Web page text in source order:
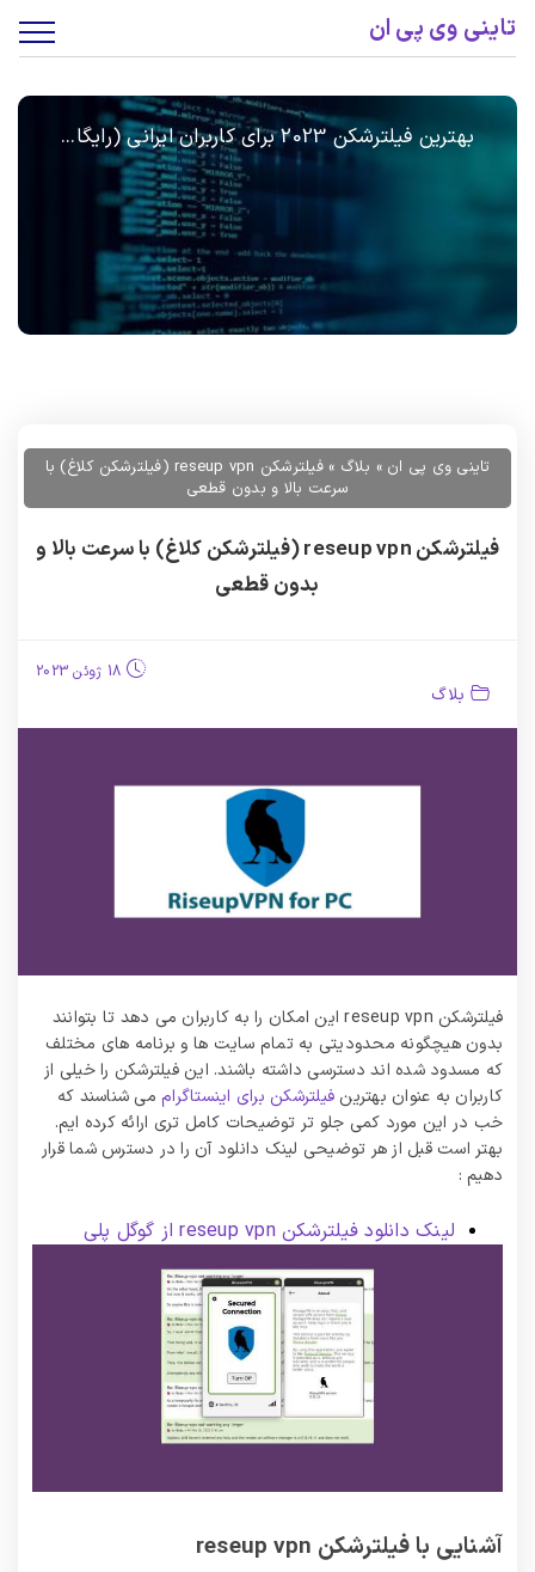
تاینی وی پی ان
بهترین فیلترشکن 2023 برای کاربران ایرانی (رایگا...
تاینی وی پی ان » بلاگ »
فیلترشکن reseup vpn (فیلترشکن کلاغ) با
سرعت بالا و بدون قطعی
فیلترشکن reseup vpn (فیلترشکن کلاغ) با سرعت بالا و
بدون قطعی
18 ژوئن 2023
بلاگ
فیلترشکن reseup vpn این امکان را به کاربران می دهد تا بتوانند
بدون هیچگونه محدودیتی به تمام سایت‌ ها و برنامه های مختلف
که مسدود شده اند دسترسی داشته باشند. این فیلترشکن را خیلی از
کاربران به عنوان بهترین فیلترشکن برای اینستاگرام می شناسند که
خب در این مورد کمی جلو تر توضیحات کامل تری ارائه کرده ایم.
بهتر است قبل از هر توضیحی لینک دانلود آن را در دسترس شما قرار
دهیم :
لینک دانلود فیلترشکن reseup vpn از گوگل پلی
آشنایی با فیلترشکن reseup vpn